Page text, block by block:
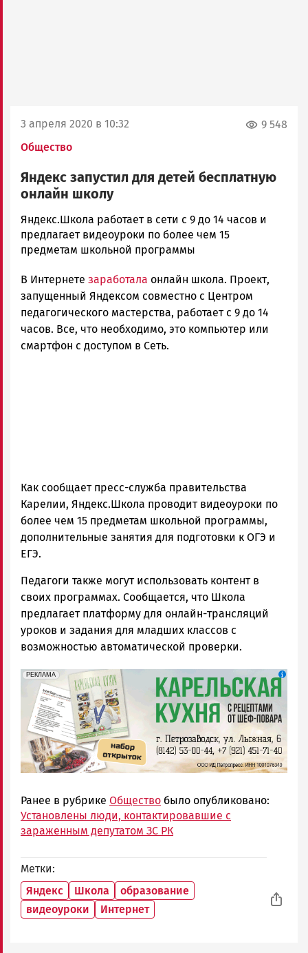
3 апреля 2020 в 10:32
Общество
9 548
Яндекс запустил для детей бесплатную
онлайн школу
Ольга
Гаврилова
Новости
и
Карелии
|
Петрозаводск
ГОВОРИТ
Яндекс.Школа работает в сети с 9 до 14 часов и
предлагает видеоуроки по более чем 15
предметам школьной программы
В Интернете заработала онлайн школа. Проект,
запущенный Яндексом совместно с Центром
педагогического мастерства, работает с 9 до 14
часов. Все, что необходимо, это компьютер или
смартфон с доступом в Сеть.
Как сообщает пресс-служба правительства
Карелии, Яндекс.Школа проводит видеоуроки по
более чем 15 предметам школьной программы,
дополнительные занятия для подготовки к ОГЭ и
ЕГЭ.
Педагоги также могут использовать контент в
своих программах. Сообщается, что Школа
предлагает платформу для онлайн-трансляций
уроков и задания для младших классов с
возможностью автоматической проверки.
erid: 2SDnjdZZiDC
РЕКЛАМА
Реклама
Ранее в рубрике Общество было опубликовано:
Установлены люди, контактировавшие с
зараженным депутатом ЗС РК
Метки
Яндекс
Школа
образование
видеоуроки
Интернет